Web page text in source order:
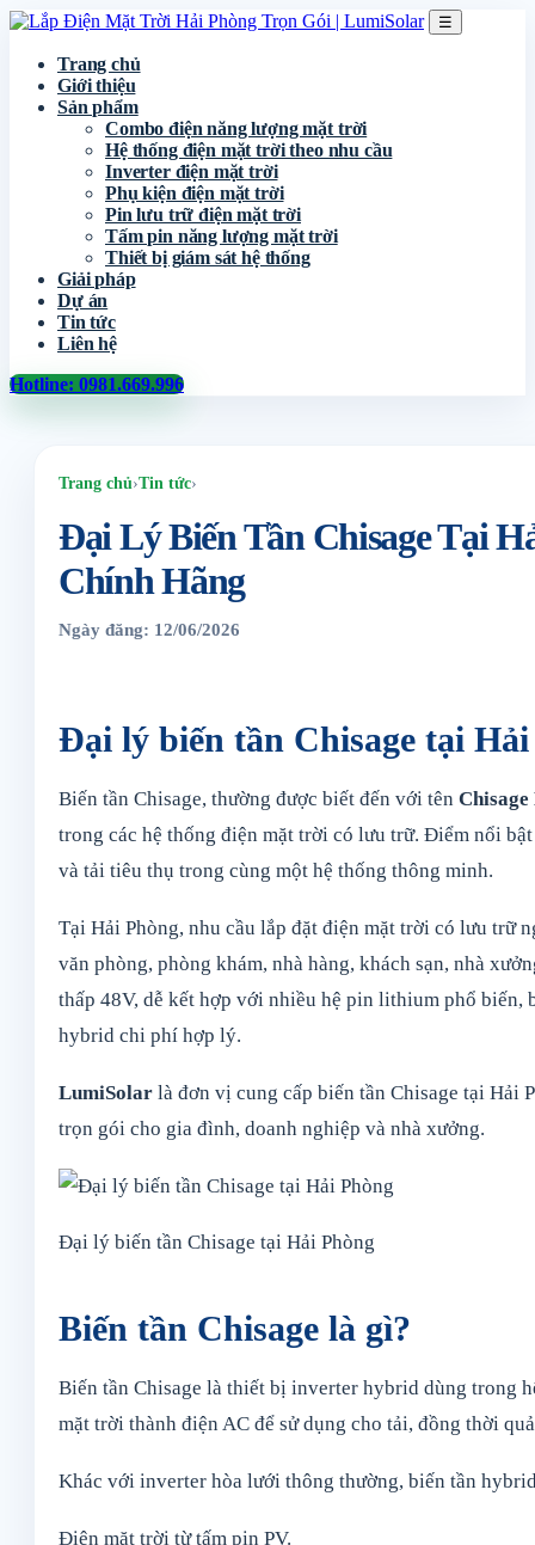
☰
Trang chủ
Giới thiệu
Sản phẩm
Combo điện năng lượng mặt trời
Hệ thống điện mặt trời theo nhu cầu
Inverter điện mặt trời
Phụ kiện điện mặt trời
Pin lưu trữ điện mặt trời
Tấm pin năng lượng mặt trời
Thiết bị giám sát hệ thống
Giải pháp
Dự án
Tin tức
Liên hệ
Hotline: 0981.669.996
Trang chủ›Tin tức›
Đại Lý Biến Tần Chisage Tại
Chính Hãng
Ngày đăng: 12/06/2026
Đại lý biến tần Chisage tại Hải
Biến tần Chisage, thường được biết đến với tên Chisage
trong các hệ thống điện mặt trời có lưu trữ. Điểm nổi
và tải tiêu thụ trong cùng một hệ thống thông minh.
Tại Hải Phòng, nhu cầu lắp đặt điện mặt trời có lưu trữ
văn phòng, phòng khám, nhà hàng, khách sạn, nhà
thấp 48V, dễ kết hợp với nhiều hệ pin lithium phổ biến,
hybrid chi phí hợp lý.
LumiSolar là đơn vị cung cấp biến tần Chisage tại Hải
trọn gói cho gia đình, doanh nghiệp và nhà xưởng.
Đại lý biến tần Chisage tại Hải Phòng
Biến tần Chisage là gì?
Biến tần Chisage là thiết bị inverter hybrid dùng trong
mặt trời thành điện AC để sử dụng cho tải, đồng thời
Khác với inverter hòa lưới thông thường, biến tần
Điện mặt trời từ tấm pin PV.